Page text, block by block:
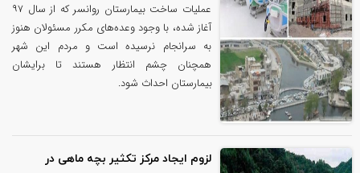
عملیات ساخت بیمارستان روانسر که از سال ۹۷
آغاز شده، با وجود وعده‌های مکرر مسئولان هنوز
به سرانجام نرسیده است و مردم این شهر
همچنان چشم انتظار هستند تا برایشان
بیمارستان احداث شود.
لزوم ایجاد مرکز تکثیر بچه ماهی در